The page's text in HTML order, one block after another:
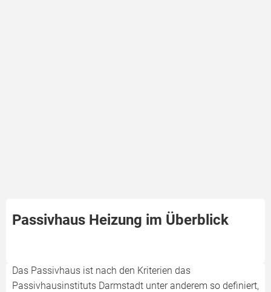
Passivhaus Heizung im Überblick
Das Passivhaus ist nach den Kriterien das
Passivhausinstituts Darmstadt unter anderem so definiert,